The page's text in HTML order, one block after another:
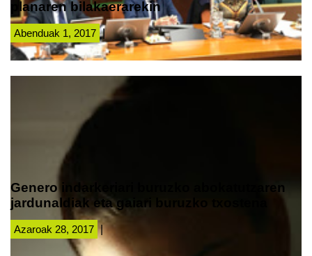
planaren bilakaerarekin
Abenduak 1, 2017 |
Genero indarkeriari buruzko abokatutzaren
jardunaldiak eta gaiari buruzko txostena
Azaroak 28, 2017 |